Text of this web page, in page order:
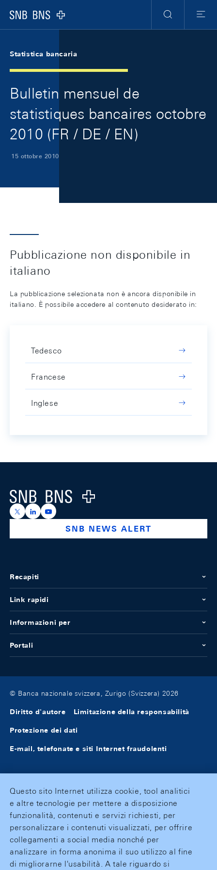
Logo
Ricerca
Menu
Statistica bancaria
Bulletin mensuel de
statistiques bancaires octobre
2010 (FR / DE / EN)
15 ottobre 2010
Pubblicazione non disponibile in
italiano
La pubblicazione selezionata non è ancora disponibile in
italiano. È possibile accedere al contenuto desiderato in:
Tedesco
Francese
Inglese
Logo
https://x.com/snb_bns
https://ch.linkedin.com/company/swiss-national-
https://www.youtube.com/@swissnationalbank
SNB NEWS ALERT
Recapiti
Link rapidi
Informazioni per
Portali
© Banca nazionale svizzera, Zurigo (Svizzera) 2026
Diritto d'autore Limitazione della responsabilità
Protezione dei dati
E-mail, telefonate e siti Internet fraudolenti
Questo sito Internet utilizza cookie, tool analitici
e altre tecnologie per mettere a disposizione
funzionalità, contenuti e servizi richiesti, per
personalizzare i contenuti visualizzati, per offrire
collegamenti a social media nonché per
analizzare in forma anonima il suo utilizzo al fine
di migliorarne l'usabilità. A tale riguardo si